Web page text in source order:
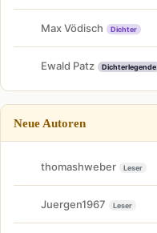
Max Vödisch Dichter
Ewald Patz Dichterlegende
Neue Autoren
thomashweber Leser
Juergen1967 Leser